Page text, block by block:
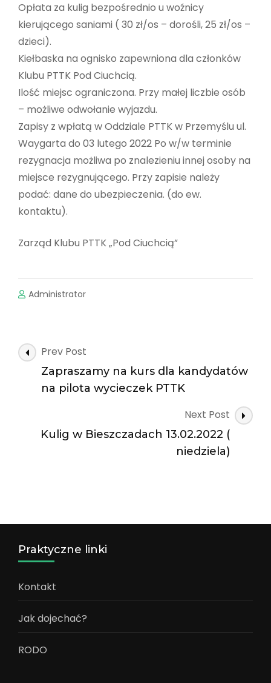
Opłata za kulig bezpośrednio u woźnicy
kierującego saniami ( 30 zł/os – dorośli, 25 zł/os –
dzieci).
Kiełbaska na ognisko zapewniona dla członków
Klubu PTTK Pod Ciuchcią.
Ilość miejsc ograniczona. Przy małej liczbie osób
– możliwe odwołanie wyjazdu.
Zapisy z wpłatą w Oddziale PTTK w Przemyślu ul.
Waygarta do 03 lutego 2022 Po w/w terminie
rezygnacja możliwa po znalezieniu innej osoby na
miejsce rezygnującego. Przy zapisie należy
podać: dane do ubezpieczenia. (do ew.
kontaktu).
Zarząd Klubu PTTK „Pod Ciuchcią”
Administrator
Post
Navigation
Prev Post
Zapraszamy na kurs dla kandydatów
na pilota wycieczek PTTK
Next Post
Kulig w Bieszczadach 13.02.2022 (
niedziela)
Praktyczne linki
Kontakt
Jak dojechać?
RODO